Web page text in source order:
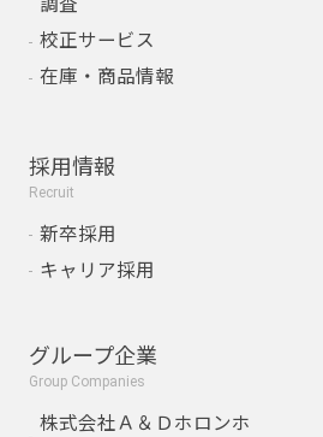
調査
校正サービス
在庫・商品情報
採用情報
Recruit
新卒採用
キャリア採用
グループ企業
Group Companies
株式会社Ａ＆Ｄホロンホ